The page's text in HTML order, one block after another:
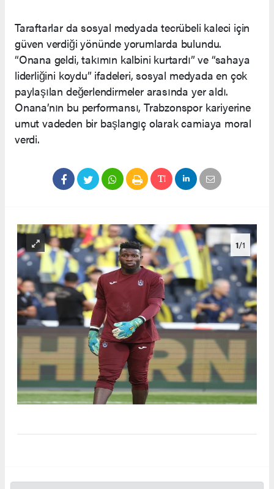
Taraftarlar da sosyal medyada tecrübeli kaleci için
güven verdiği yönünde yorumlarda bulundu.
“Onana geldi, takımın kalbini kurtardı” ve “sahaya
liderliğini koydu” ifadeleri, sosyal medyada en çok
paylaşılan değerlendirmeler arasında yer aldı.
Onana’nın bu performansı, Trabzonspor kariyerine
umut vadeden bir başlangıç olarak camiaya moral
verdi.
1/1